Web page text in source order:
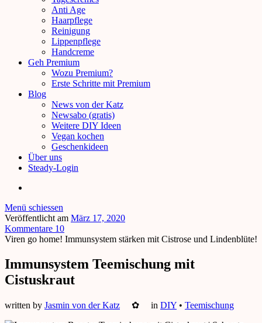
Anti Age
Haarpflege
Reinigung
Lippenpflege
Handcreme
Geh Premium
Wozu Premium?
Erste Schritte mit Premium
Blog
News von der Katz
Newsabo (gratis)
Weitere DIY Ideen
Vegan kochen
Geschenkideen
Über uns
Steady-Login
Menü schiessen
Veröffentlicht am März 17, 2020
Kommentare 10
Viren go home! Immunsystem stärken mit Cistrose und Lindenblüte!
Immunsystem Teemischung mit
Cistuskraut
written by Jasmin von der Katz ✿ in DIY • Teemischung